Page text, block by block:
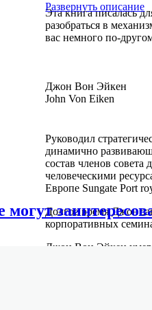
Эта книга писалась
разобраться в
вас немного по-
Развернуть описание
Джон Вон Эйкен
John Von Eiken
Руководил
динамично
состав членов
человеческими
Европе Sungate Port
Долгое время Джон
корпоративных
Джон Вон Эйкен умер
могут